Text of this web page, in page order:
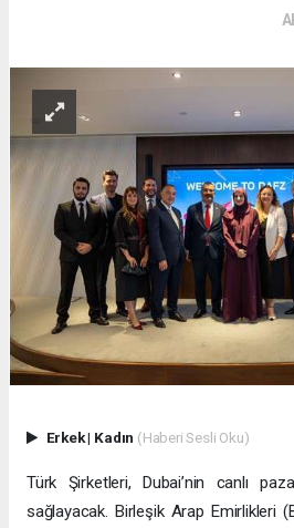
Erkek| Kadın (Haberi Sesli Oku)
Türk Şirketleri, Dubai’nin canlı
sağlayacak. Birleşik Arap Emirlikleri